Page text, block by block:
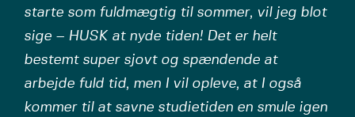
starte som fuldmægtig til sommer, vil jeg blot
sige – HUSK at nyde tiden! Det er helt
bestemt super sjovt og spændende at
arbejde fuld tid, men I vil opleve, at I også
kommer til at savne studietiden en smule igen